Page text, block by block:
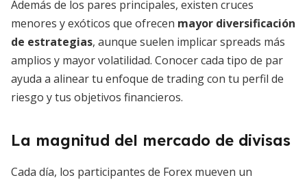
Además de los pares principales, existen cruces
menores y exóticos que ofrecen mayor diversificación
de estrategias, aunque suelen implicar spreads más
amplios y mayor volatilidad. Conocer cada tipo de par
ayuda a alinear tu enfoque de trading con tu perfil de
riesgo y tus objetivos financieros.
La magnitud del mercado de divisas
Cada día, los participantes de Forex mueven un